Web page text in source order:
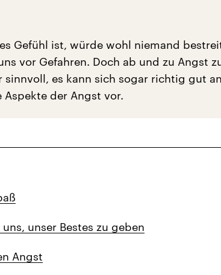
Gefühl ist, würde wohl niemand
vor Gefahren. Doch ab und zu Angst
es kann sich sogar richtig gut
der Angst vor.
unser Bestes zu geben
Angst